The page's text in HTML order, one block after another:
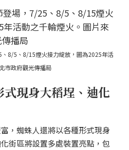
8/5、8/15煙火接力綻放，圖為2025年活
市政府觀光傳播局
現身大稻埕、迪化
，蜘蛛人還將以各種形式現身
街區將設置多處裝置亮點，包